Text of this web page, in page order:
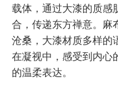
载体，通过大漆的质感
合，传递东方禅意。麻
沧桑，大漆材质多样的
在凝视中，感受到内心
的温柔表达。